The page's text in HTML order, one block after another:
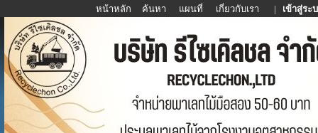
หน้าหลัก ค้นหา แผนที่ เกี่ยวกับเรา | เข้าสู่ระ